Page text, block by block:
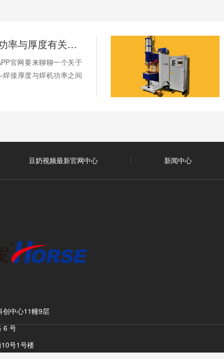
储能焊机焊接功率与厚度有关系吗？
APP官网要来聊聊一个关于
接厚度与焊机功率之间
豆奶视频最新官网中心 新闻中心
创中心11幢9层
6 号
10号1号楼